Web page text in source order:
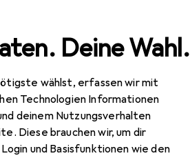
Deine Wahl.
wählst, erfassen wir mit
Technologien Informationen
deinem Nutzungsverhalten
Diese brauchen wir, um dir
und Basisfunktionen wie den
Elektronik Robotik + Elektrotechnik